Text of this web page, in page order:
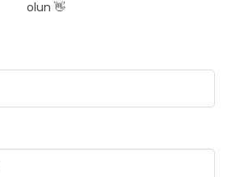
olun 👋